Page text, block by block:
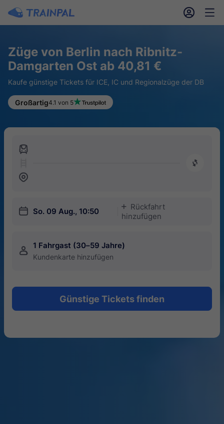
󱎓 󱒨
Züge von Berlin nach Ribnitz-
Damgarten Ost ab 40,81 €
Kaufe günstige Tickets für ICE, IC und Regionalzüge der DB
Großartig4.1 von 5
󱍉
󰿠
󱒣
󱎗 So. 09 Aug., 10:50
󱅇
Rückfahrt
hinzufügen
󱍂 1 Fahrgast (30–59 Jahre)
Kundenkarte hinzufügen
Günstige Tickets finden